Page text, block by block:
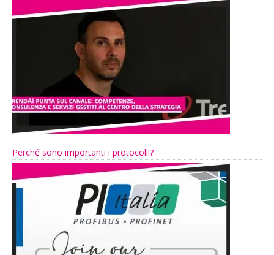
Perché sono importanti i protocolli?